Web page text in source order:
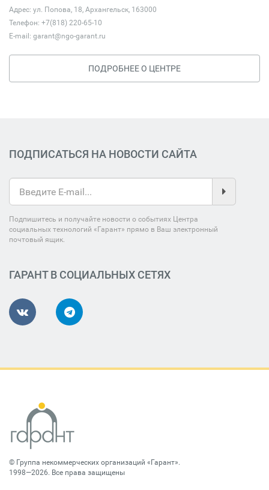
Адрес: ул. Попова, 18, Архангельск, 163000
Телефон: +7(818) 220-65-10
E-mail: garant@ngo-garant.ru
ПОДРОБНЕЕ О ЦЕНТРЕ
ПОДПИСАТЬСЯ НА НОВОСТИ САЙТА
Подпишитесь и получайте новости о событиях Центра
социальных технологий «Гарант» прямо в Ваш электронный
почтовый ящик.
ГАРАНТ В СОЦИАЛЬНЫХ СЕТЯХ
© Группа некоммерческих организаций «Гарант».
1998—2026. Все права защищены